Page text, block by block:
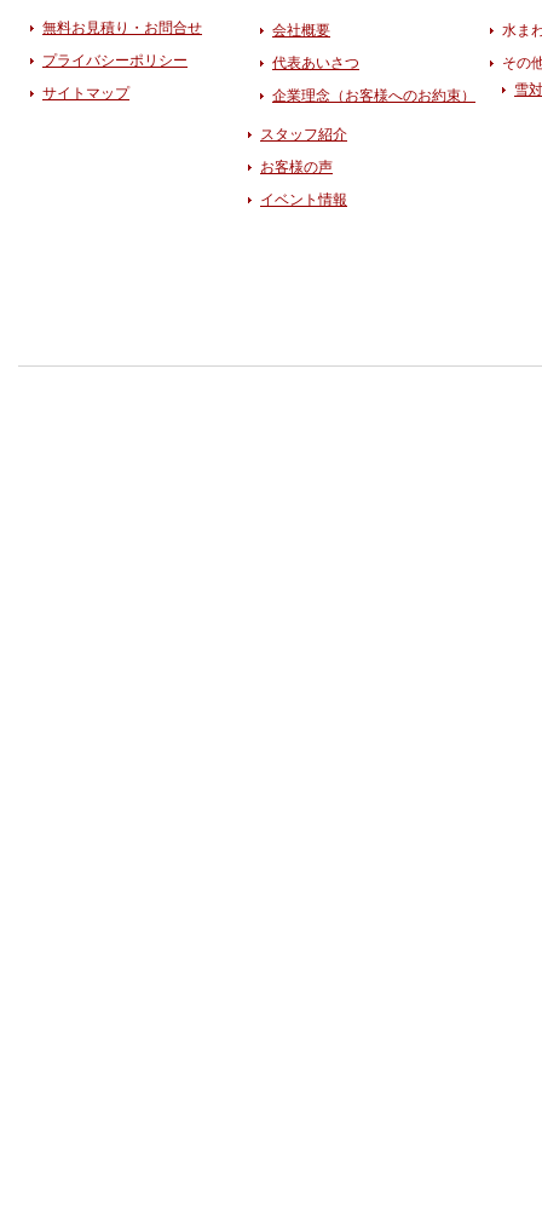
無料お見積り・お問合せ
プライバシーポリシー
サイトマップ
会社概要
代表あいさつ
企業理念（お客様へのお約束）
スタッフ紹介
お客様の声
イベント情報
水ま
その
雪